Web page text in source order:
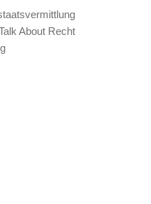
About Recht